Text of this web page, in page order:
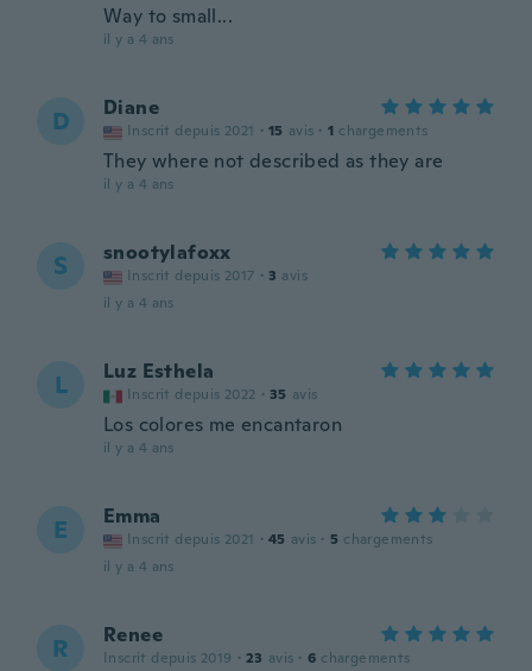
Way to small...
il y a 4 ans
D Diane
Inscrit depuis 2021 · 15 avis · 1 chargements
They where not described as they are
il y a 4 ans
S snootylafoxx
Inscrit depuis 2017 · 3 avis
il y a 4 ans
L Luz Esthela
Inscrit depuis 2022 · 35 avis
Los colores me encantaron
il y a 4 ans
E Emma
Inscrit depuis 2021 · 45 avis · 5 chargements
il y a 4 ans
R Renee
Inscrit depuis 2019 · 23 avis · 6 chargements